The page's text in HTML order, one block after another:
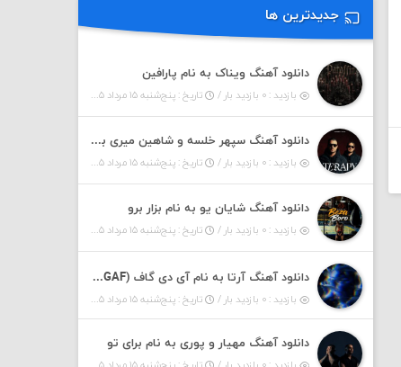
جدیدترین ها
دانلود آهنگ ویناک به نام پارافین
بازدید : ۰ بازدید بار / تاریخ : پنج‌شنبه ۱۵ مرداد ۱۴۰۵
دانلود آهنگ سپهر خلسه و شاهین میری به نام تراپی
بازدید : ۰ بازدید بار / تاریخ : پنج‌شنبه ۱۵ مرداد ۱۴۰۵
دانلود آهنگ شایان یو به نام بزار برو
بازدید : ۰ بازدید بار / تاریخ : پنج‌شنبه ۱۵ مرداد ۱۴۰۵
دانلود آهنگ آرتا به نام آی دی گاف (IDGAF)
بازدید : ۰ بازدید بار / تاریخ : پنج‌شنبه ۱۵ مرداد ۱۴۰۵
دانلود آهنگ مهیار و پوری به نام برای تو